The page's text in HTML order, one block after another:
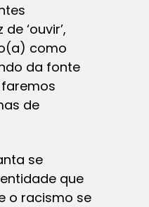
‘ouvir’,
como
da fonte
de
se
que
o racismo se